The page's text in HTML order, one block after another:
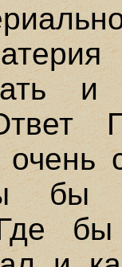
бы
Где